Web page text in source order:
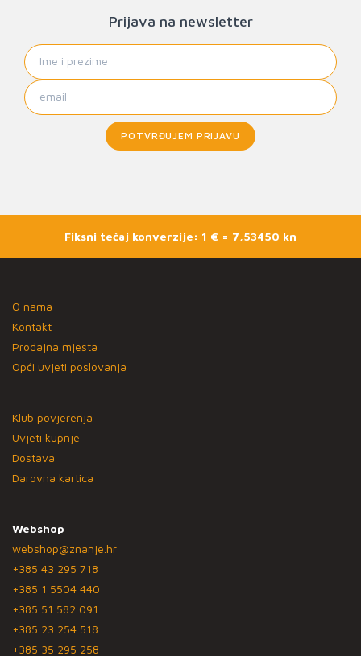
Prijava na newsletter
POTVRĐUJEM PRIJAVU
Fiksni tečaj konverzije: 1 € = 7,53450 kn
O nama
Kontakt
Prodajna mjesta
Opći uvjeti poslovanja
Klub povjerenja
Uvjeti kupnje
Dostava
Darovna kartica
Webshop
webshop@znanje.hr
+385 43 295 718
+385 1 5504 440
+385 51 582 091
+385 23 254 518
+385 35 295 258